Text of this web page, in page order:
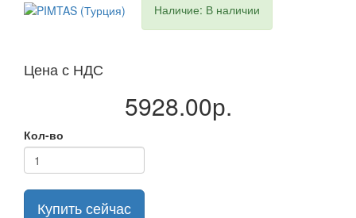
Наличие: В наличии
Цена с НДС
5928.00р.
Кол-во
Купить сейчас